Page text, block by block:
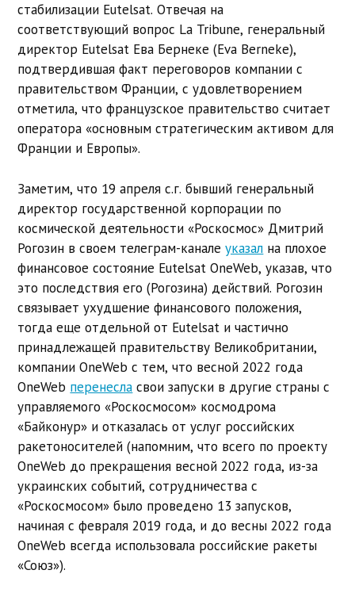
стабилизации Eutelsat. Отвечая на
соответствующий вопрос La Tribune, генеральный
директор Eutelsat Ева Бернеке (Eva Berneke),
подтвердившая факт переговоров компании с
правительством Франции, с удовлетворением
отметила, что французское правительство считает
оператора «основным стратегическим активом для
Франции и Европы».
Заметим, что 19 апреля с.г. бывший генеральный
директор государственной корпорации по
космической деятельности «Роскосмос» Дмитрий
Рогозин в своем телеграм-каналеуказал на плохое
финансовое состояние Eutelsat OneWeb, указав, что
это последствия его (Рогозина) действий. Рогозин
связывает ухудшение финансового положения,
тогда еще отдельной от Eutelsat и частично
принадлежащей правительству Великобритании,
компании OneWeb с тем, что весной 2022 года
OneWeb перенесла свои запуски в другие страны с
управляемого «Роскосмосом» космодрома
«Байконур» и отказалась от услуг российских
ракетоносителей (напомним, что всего по проекту
OneWeb до прекращения весной 2022 года, из-за
украинских событий, сотрудничества с
«Роскосмосом» было проведено 13 запусков,
начиная с февраля 2019 года, и до весны 2022 года
OneWeb всегда использовала российские ракеты
«Союз»).